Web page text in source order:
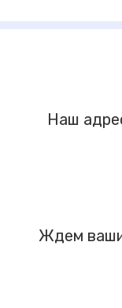
Наш
Ждем